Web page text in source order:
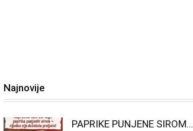
Najnovije
PAPRIKE PUNJENE SIROM…